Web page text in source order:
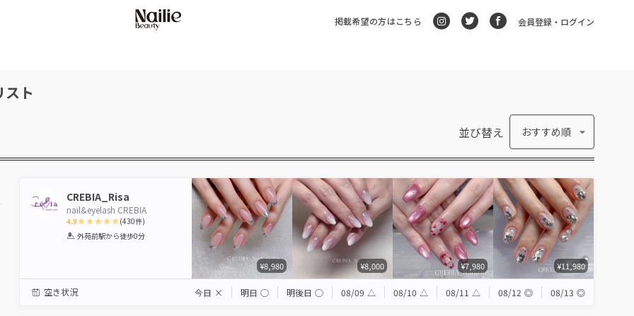
掲載希望の方はこちら 会員登録・ログイン
ト
並び替え おすすめ順
CREBIA_Risa
nail&eyelash CREBIA
4.9
1 2 3 4 5
(430件)
外苑前駅から徒歩0分
¥8,980 ¥8,000 ¥7,980 ¥11,980
空き状況 今日 × 明日 ◯ 明後日 ◯ 08/09 △ 08/10 △ 08/11 △ 08/12 ◎ 08/13 ◎